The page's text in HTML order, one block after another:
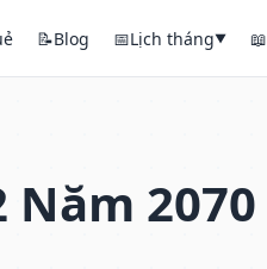
📝Blog 📅Lịch tháng▼ 📖
Năm 2070